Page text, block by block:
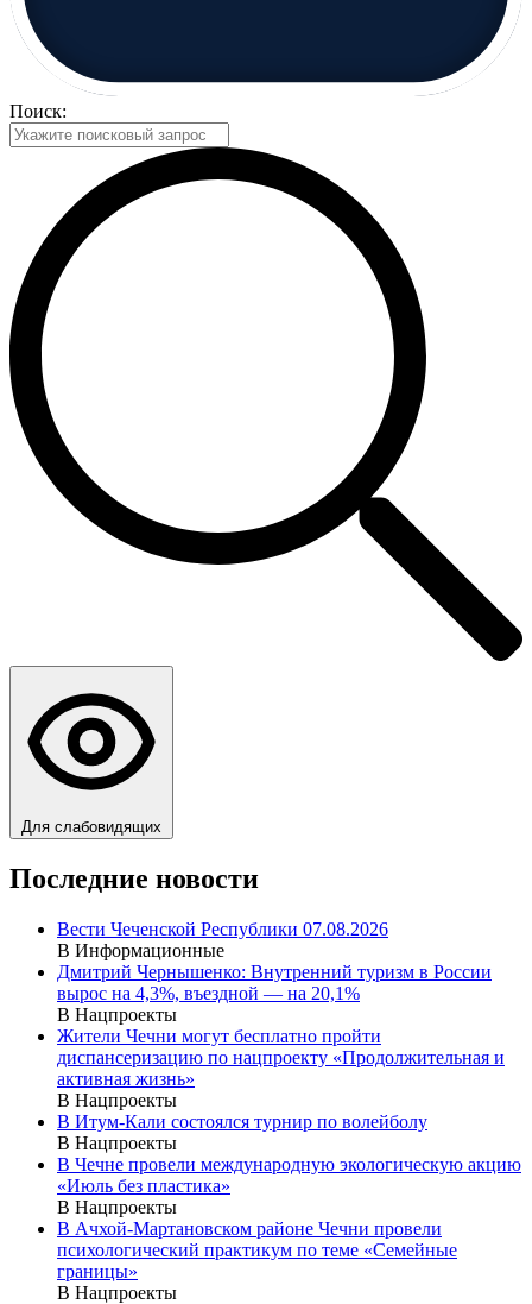
Поиск:
Для слабовидящих
Последние новости
Вести Чеченской Республики 07.08.2026
В Информационные
Дмитрий Чернышенко: Внутренний туризм в России
вырос на 4,3%, въездной — на 20,1%
В Нацпроекты
Жители Чечни могут бесплатно пройти
диспансеризацию по нацпроекту «Продолжительная и
активная жизнь»
В Нацпроекты
В Итум-Кали состоялся турнир по волейболу
В Нацпроекты
В Чечне провели международную экологическую акцию
«Июль без пластика»
В Нацпроекты
В Ачхой-Мартановском районе Чечни провели
психологический практикум по теме «Семейные
границы»
В Нацпроекты